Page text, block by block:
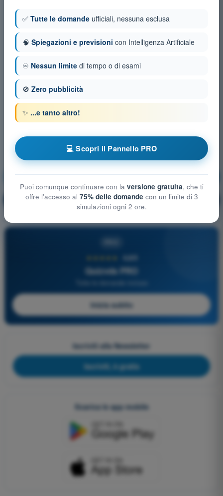
Regolamentazione aeronautica Allenamento!
🔒 PRO Spiegazione domanda
4,6/5
Quizvds PRO
Inizia subito
Iscriviti alla Newsletter
Iscriviti, è gratis
Scarica le app mobile
✅ Tutte le domande ufficiali, nessuna esclusa
🧠 Spiegazioni e previsioni con Intelligenza Artificiale
♾️ Nessun limite di tempo o di esami
🚫 Zero pubblicità
✨ ...e tanto altro!
💻 Scopri il Pannello PRO
Puoi comunque continuare con la versione gratuita, che ti
offre l'accesso al 75% delle domande con un limite di 3
simulazioni ogni 2 ore.